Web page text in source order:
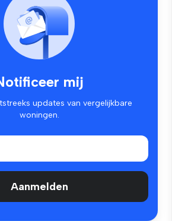
mij
updates van vergelijkbare
woningen.
Aanmelden